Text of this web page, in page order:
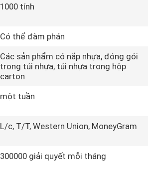
1000 tính
Có thể đàm phán
Các sản phẩm có nắp nhựa, đóng gói
trong túi nhựa, túi nhựa trong hộp
carton
một tuần
L/c, T/T, Western Union, MoneyGram
300000 giải quyết mỗi tháng